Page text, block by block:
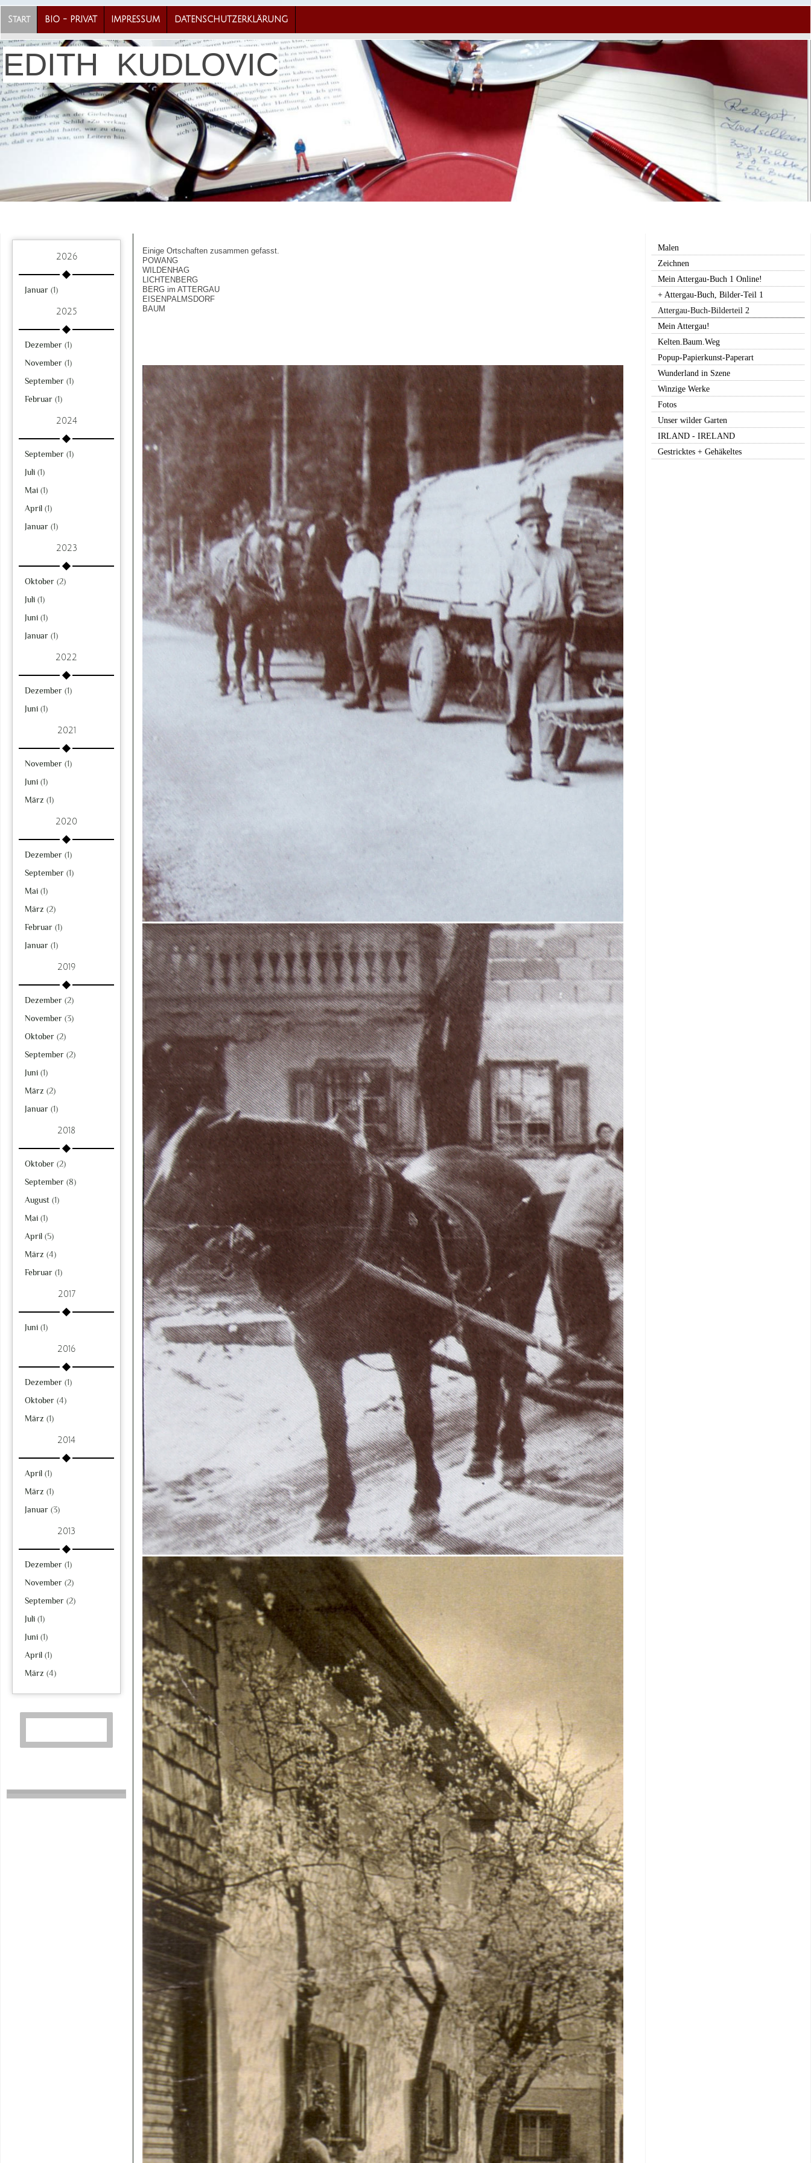
Start BIO - PRIVAT IMPRESSUM DATENSCHUTZERKLÄRUNG
EDITH KUDLOVIC
2026
Januar (1)
2025
Dezember (1)
November (1)
September (1)
Februar (1)
2024
September (1)
Juli (1)
Mai (1)
April (1)
Januar (1)
2023
Oktober (2)
Juli (1)
Juni (1)
Januar (1)
2022
Dezember (1)
Juni (1)
2021
November (1)
Juni (1)
März (1)
2020
Dezember (1)
September (1)
Mai (1)
März (2)
Februar (1)
Januar (1)
2019
Dezember (2)
November (3)
Oktober (2)
September (2)
Juni (1)
März (2)
Januar (1)
2018
Oktober (2)
September (8)
August (1)
Mai (1)
April (5)
März (4)
Februar (1)
2017
Juni (1)
2016
Dezember (1)
Oktober (4)
März (1)
2014
April (1)
März (1)
Januar (3)
2013
Dezember (1)
November (2)
September (2)
Juli (1)
Juni (1)
April (1)
März (4)
Malen
Zeichnen
Mein Attergau-Buch 1 Online!
+ Attergau-Buch, Bilder-Teil 1
Attergau-Buch-Bilderteil 2
Mein Attergau!
Kelten.Baum.Weg
Popup-Papierkunst-Paperart
Wunderland in Szene
Winzige Werke
Fotos
Unser wilder Garten
IRLAND - IRELAND
Gestricktes + Gehäkeltes
Einige Ortschaften zusammen gefasst.
POWANG
WILDENHAG
LICHTENBERG
BERG im ATTERGAU
EISENPALMSDORF
BAUM